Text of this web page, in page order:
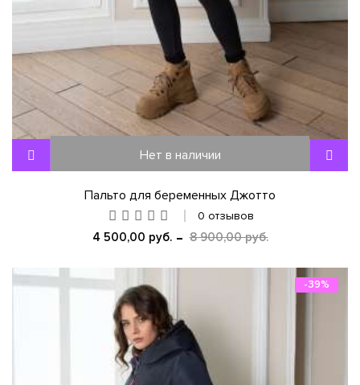
Нет в наличии
Пальто для беременных Джотто
0 отзывов
4 500,00 руб. 8 900,00 руб.
-39%